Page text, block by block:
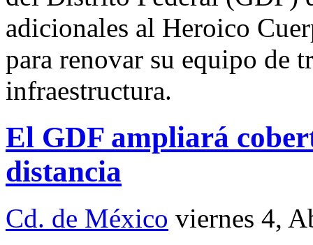
adicionales al Heroico
para renovar su equipo de
infraestructura.
El GDF ampliará
distancia
Cd. de México viernes 4,